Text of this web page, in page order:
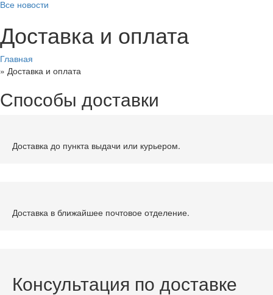
Все новости
Доставка и оплата
Главная
» Доставка и оплата
Способы доставки
Доставка до пункта выдачи или курьером.
Доставка в ближайшее почтовое отделение.
Консультация по доставке